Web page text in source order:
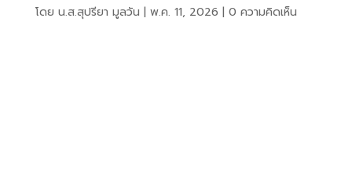
โดย น.ส.สุปรียา มูลวัน | พ.ค. 11, 2026 | 0 ความคิดเห็น